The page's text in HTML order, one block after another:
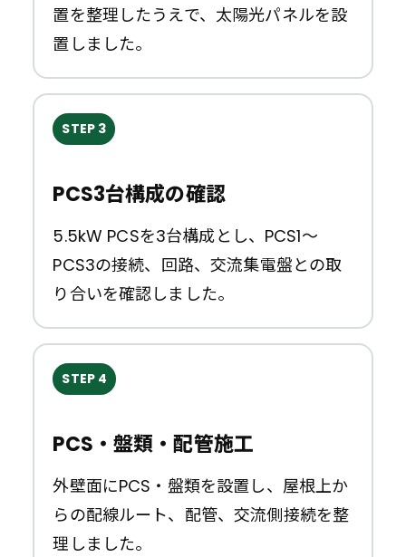
置を整理したうえで、太陽光パネルを設
置しました。
STEP 3
PCS3台構成の確認
5.5kW PCSを3台構成とし、PCS1〜
PCS3の接続、回路、交流集電盤との取
り合いを確認しました。
STEP 4
PCS・盤類・配管施工
外壁面にPCS・盤類を設置し、屋根上か
らの配線ルート、配管、交流側接続を整
理しました。